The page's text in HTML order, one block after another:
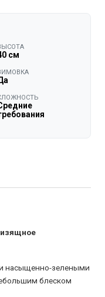
см
изящное
насыщенно-зелеными
блеском